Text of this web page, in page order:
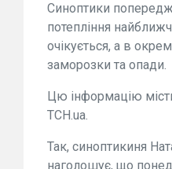
Синоптики
потепління
очікується, а в
заморозки та опади.
Цю інформацію
ТСН.ua.
Так, синоптикиня
наголошує, що